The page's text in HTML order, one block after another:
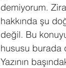
demiyorum.
hakkında şu
değil. Bu
hususu burada
Yazının